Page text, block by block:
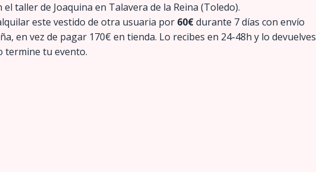
taller de Joaquina en Talavera de la Reina (Toledo).
este vestido de otra usuaria por 60€durante 7 días con envío
en vez de pagar 170€ en tienda. Lo recibes en 24-48h y lo devuelves
termine tu evento.